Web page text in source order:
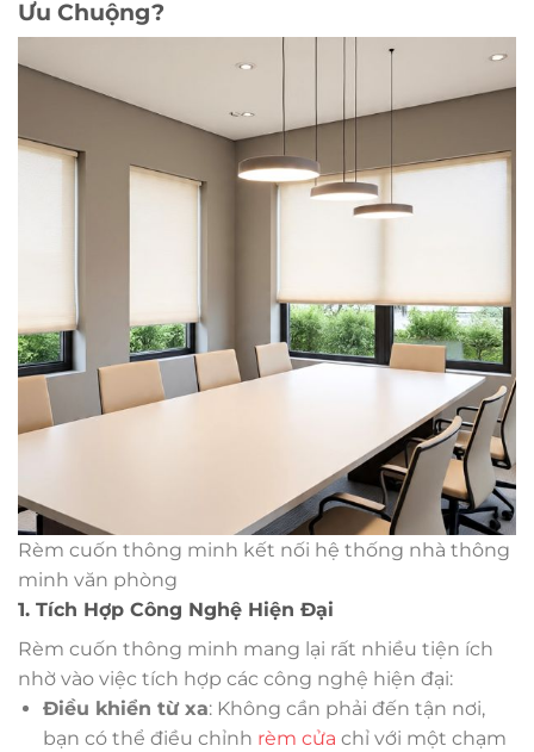
Ưu Chuộng?
Rèm cuốn thông minh kết nối hệ thống nhà thông
minh văn phòng
1. Tích Hợp Công Nghệ Hiện Đại
Rèm cuốn thông minh mang lại rất nhiều tiện ích
nhờ vào việc tích hợp các công nghệ hiện đại:
Điều khiển từ xa: Không cần phải đến tận nơi,
bạn có thể điều chỉnh rèm cửa chỉ với một chạm